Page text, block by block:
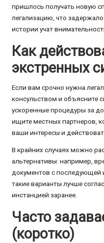
пришлось получать новую
легализацию, что
истории учат
Как
экстренных
Если вам срочно нужна
консульством и объясните
ускоренные процедуры за
ищите местных партнеров,
ваши интересы и
В крайних случаях можно
альтернативы: например,
документов с последующей
такие варианты лучше
инстанцией заранее.
Часто
(коротко)